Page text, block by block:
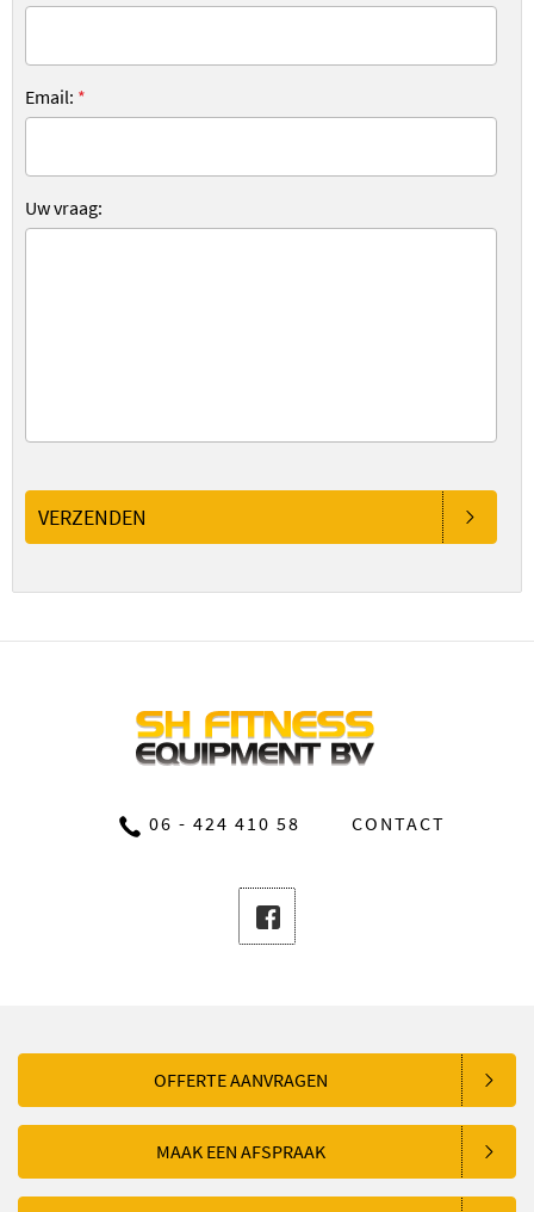
Email: *
Uw vraag:
VERZENDEN
06 - 424 410 58 CONTACT
OFFERTE AANVRAGEN
MAAK EEN AFSPRAAK